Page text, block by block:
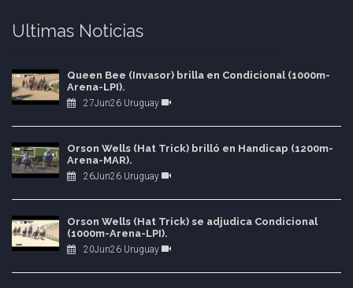
Ultimas Noticias
Queen Bee (Invasor) brilla en Condicional (1000m-
Arena-LPI).
27Jun26 Uruguay
Orson Wells (Hat Trick) brilló en Handicap (1200m-
Arena-MAR).
26Jun26 Uruguay
Orson Wells (Hat Trick) se adjudica Condicional
(1000m-Arena-LPI).
20Jun26 Uruguay